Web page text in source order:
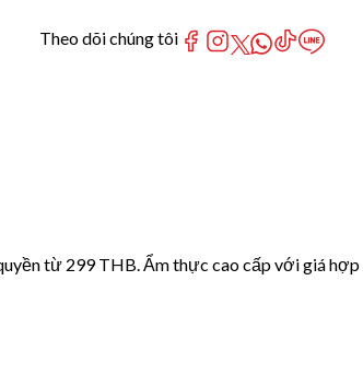
từ 299 THB. Ẩm thực cao cấp với giá hợp
Theo dõi chúng tôi